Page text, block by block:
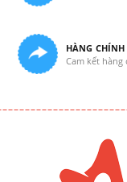
HÀNG CHÍNH
Cam kết hàng